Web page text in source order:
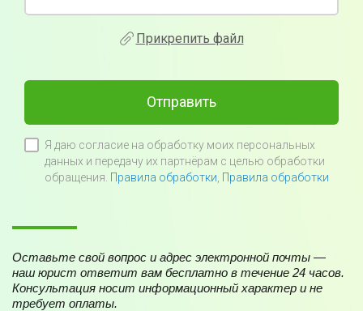
Прикрепить файл
Отправить
Я даю согласие на обработку моих персональных
данных и передачу их партнёрам с целью обработки
обращения. Правила обработки Правила обработки
Оставьте свой вопрос и адрес электронной почты —
наш юрист ответит вам бесплатно в течение 24 часов.
Консультация носит информационный характер и не
требует оплаты.